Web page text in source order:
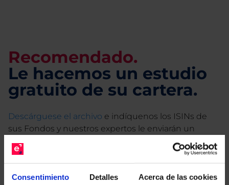
Consentimiento Detalles Acerca de las cookies
Recomendado.
Le hacemos un estudio
gratuito de su cartera.
Descárguese el archivo e indíquenos los ISINs de
sus Fondos y nuestros expertos le enviarán un
estudio gratuito de sus alternativas de Clases
Limpias con las que podrá ahorrar en sus costes.